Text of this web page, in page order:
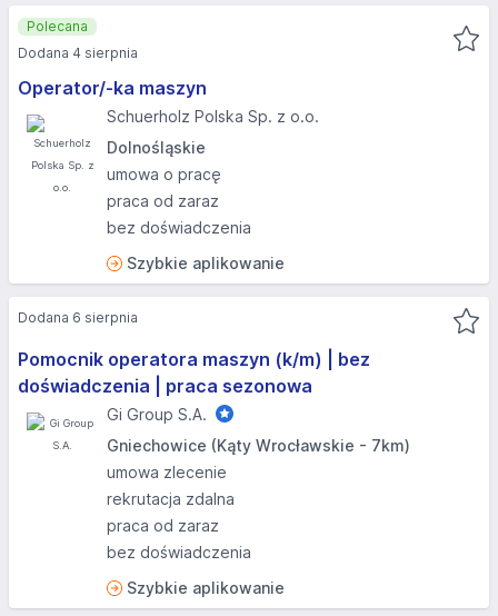
Operator/-ka maszyn
Schuerholz Polska Sp. z o.o.
Dolnośląskie
umowa o pracę
praca od zaraz
bez doświadczenia
Szybkie aplikowanie
Polecana
Dodana 4 sierpnia
Pomocnik operatora maszyn (k/m) | bez
doświadczenia | praca sezonowa
Gi Group S.A.
Gniechowice (Kąty Wrocławskie - 7km)
umowa zlecenie
rekrutacja zdalna
praca od zaraz
bez doświadczenia
Szybkie aplikowanie
Dodana 6 sierpnia